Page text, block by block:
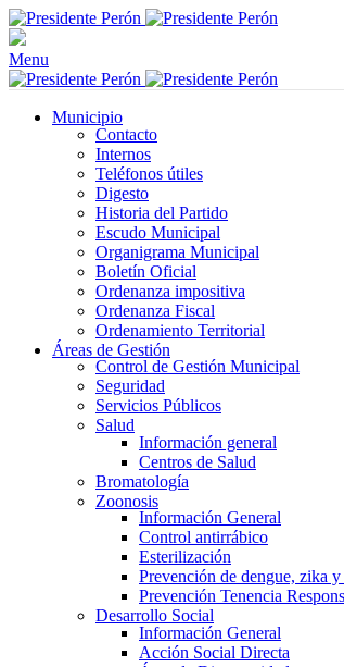
Menu
Municipio
Contacto
Internos
Teléfonos útiles
Digesto
Historia del Partido
Escudo Municipal
Organigrama Municipal
Boletín Oficial
Ordenanza impositiva
Ordenanza Fiscal
Ordenamiento Territorial
Áreas de Gestión
Control de Gestión Municipal
Seguridad
Servicios Públicos
Salud
Información general
Centros de Salud
Bromatología
Zoonosis
Información General
Control antirrábico
Esterilización
Prevención de dengue, zika
Prevención Tenencia
Desarrollo Social
Información General
Acción Social Directa